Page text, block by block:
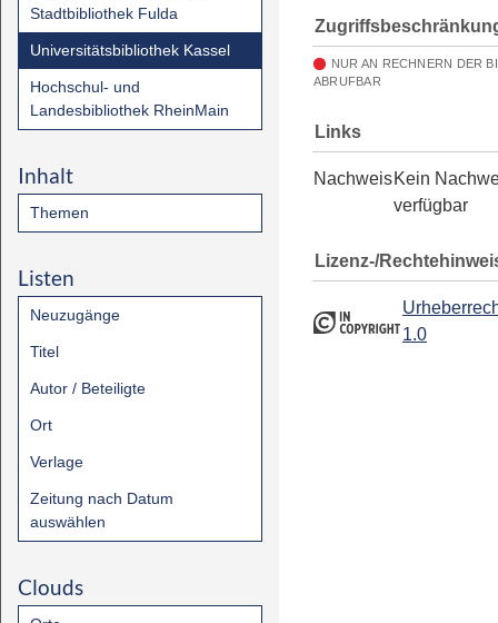
Stadtbibliothek Fulda
Universitätsbibliothek Kassel
Hochschul- und
Landesbibliothek RheinMain
Inhalt
Themen
Listen
Neuzugänge
Titel
Autor / Beteiligte
Ort
Verlage
Zeitung nach Datum
auswählen
Clouds
NUR AN RECHNERN DER
ABRUFBAR
Links
NachweisKein
verfügbar
Lizenz-/
1.0